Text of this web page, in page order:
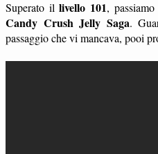
Superato illivello 101,
Candy Crush Jelly Saga.
passaggio che vi mancava, pooi